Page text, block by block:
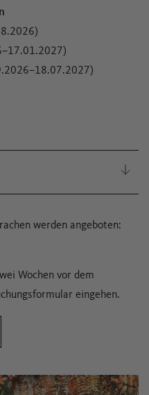
werden angeboten:
Wochen vor dem
eingehen.